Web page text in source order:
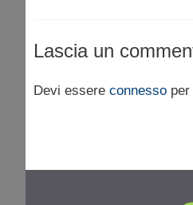
Lascia un
Devi essere connesso